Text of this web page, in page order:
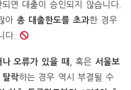
면 대출이 승인되지 않습니다.
아총 대출한도를 초과한 경우
다.
오류가 있을 때 , 혹은 서울보
탈락하는 경우 역시 부결될 수